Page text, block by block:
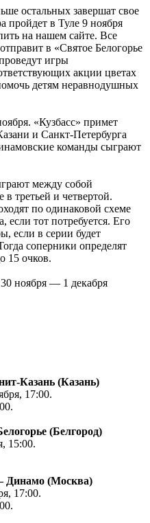
остальных завершат свое
пройдет в Туле 9 ноября
на нашем сайте. Все
в «Святое Белогорье
игры
акции цветах
детям неравнодушных
«Кузбасс» примет
и Санкт-Петербурга
команды сыграют
между собой
третьей и четвертой.
по одинаковой схеме
если тот потребуется. Его
если в серии будет
соперники определят
15 очков.
ноября — 1 декабря
Казань (Казань)
17:00.
(Белгород)
15:00.
Динамо (Москва)
17:00.